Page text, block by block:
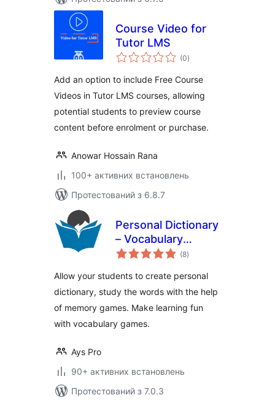
Course Video for
Tutor LMS
(0загальний
рейтинг
)
Add an option to include Free Course
Videos in Tutor LMS courses, allowing
potential students to preview course
content before enrolment or purchase.
Anowar Hossain Rana
100+ активних встановлень
Протестований з 6.8.7
Personal Dictionary
– Vocabulary
Games, Memory
(8загальний
рейтинг
)
Allow your students to create personal
dictionary, study the words with the help
of memory games. Make learning fun
with vocabulary games.
Ays Pro
90+ активних встановлень
Протестований з 7.0.3